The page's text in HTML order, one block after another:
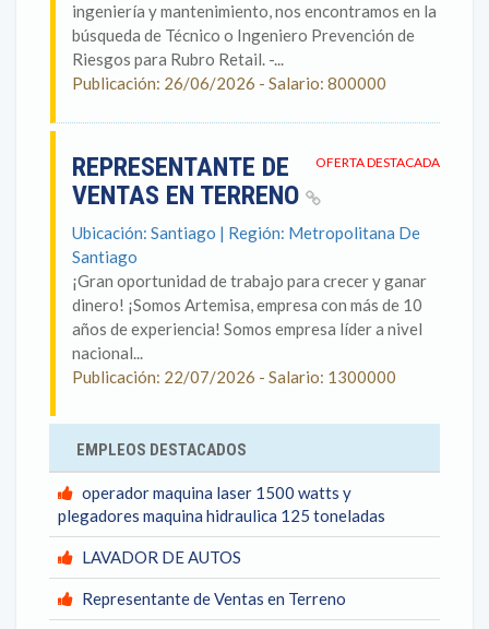
ingeniería y mantenimiento, nos encontramos en la
búsqueda de Técnico o Ingeniero Prevención de
Riesgos para Rubro Retail. -...
Publicación: 26/06/2026 - Salario: 800000
OFERTA DESTACADA
REPRESENTANTE DE
VENTAS EN TERRENO
Ubicación: Santiago | Región: Metropolitana De
Santiago
¡Gran oportunidad de trabajo para crecer y ganar
dinero! ¡Somos Artemisa, empresa con más de 10
años de experiencia! Somos empresa líder a nivel
nacional...
Publicación: 22/07/2026 - Salario: 1300000
EMPLEOS DESTACADOS
operador maquina laser 1500 watts y
plegadores maquina hidraulica 125 toneladas
LAVADOR DE AUTOS
Representante de Ventas en Terreno